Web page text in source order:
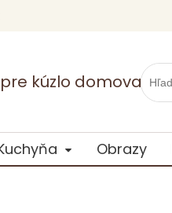
kúzlo domova
Obrazy